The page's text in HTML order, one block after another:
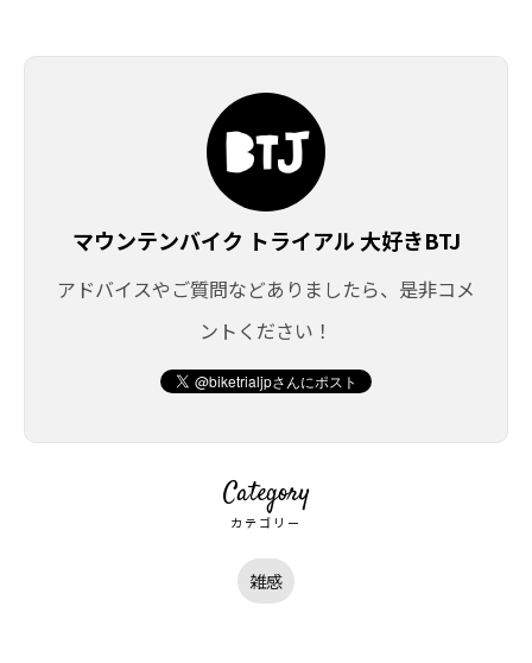
マウンテンバイク トライアル 大好きBTJ
アドバイスやご質問などありましたら、是非コメ
ントください！
Category
カテゴリー
雑感